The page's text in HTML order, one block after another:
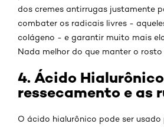
dos cremes antirrugas justamente
combater os radicais livres -
colágeno - e garantir muito mais
Nada melhor do que manter o rosto
4. Ácido
ressecamento e as
O ácido hialurônico pode ser usado